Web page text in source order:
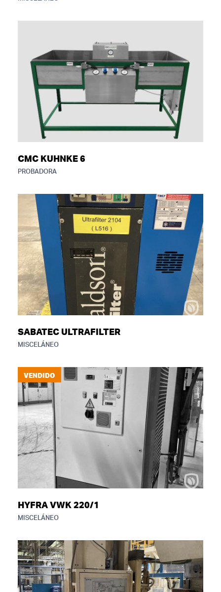
CMC KUHNKE 6
PROBADORA
SABATEC ULTRAFILTER
MISCELÁNEO
VENDIDO
HYFRA VWK 220/1
MISCELÁNEO